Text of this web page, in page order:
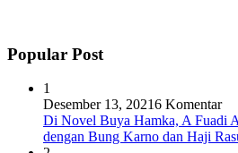
Popular Post
1
Desember 13, 20216 Komentar
Di Novel Buya Hamka, A Fuadi
dengan Bung Karno dan Haji